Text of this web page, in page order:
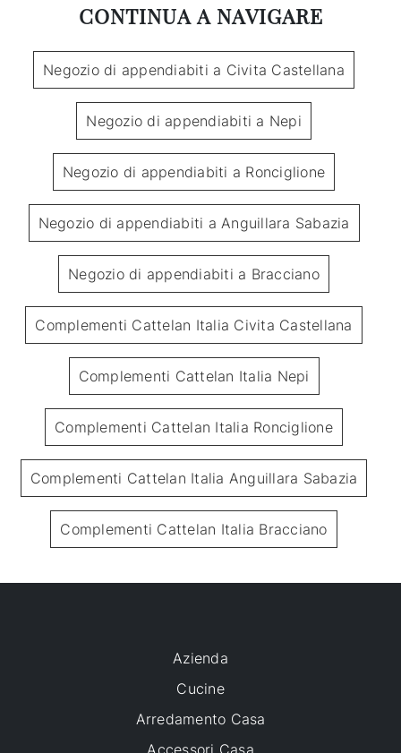
CONTINUA A NAVIGARE
Negozio di appendiabiti a Civita Castellana
Negozio di appendiabiti a Nepi
Negozio di appendiabiti a Ronciglione
Negozio di appendiabiti a Anguillara Sabazia
Negozio di appendiabiti a Bracciano
Complementi Cattelan Italia Civita Castellana
Complementi Cattelan Italia Nepi
Complementi Cattelan Italia Ronciglione
Complementi Cattelan Italia Anguillara Sabazia
Complementi Cattelan Italia Bracciano
Azienda
Cucine
Arredamento Casa